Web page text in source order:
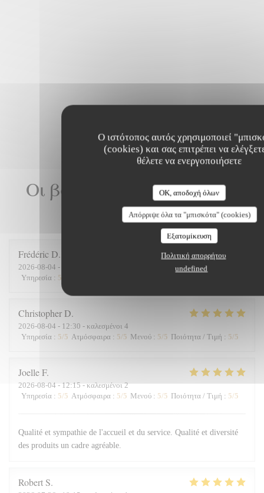
Ο ιστότοπος αυτός χρησιμοποιεί
(cookies) και σας επιτρέπει να
θέλετε να ενεργοποιήσετε
OK, αποδοχή όλων
Απόρριψε όλα τα "μπισκότα" (cookies)
Εξατομίκευση
Πολιτική απορρήτου
undefined
Οι βαθμολογίες πελατών
μας
Frédéric D
2026-08-04 - 12:45 - καλεσμένοι 6
Υπηρεσία : 5
ChristopherD
2026-08-04 - 12:30 - καλεσμένοι 4
Υπηρεσία : 5/5 Ατμόσφαιρα : 5/5 Μενού : 5/5 Ποιότητα / Τιμή : 5/5
JoelleF
2026-08-04 - 12:15 - καλεσμένοι 2
Υπηρεσία : 5/5 Ατμόσφαιρα : 5/5 Μενού : 5/5 Ποιότητα / Τιμή : 5/5
Qualité et sympathie de l'accueil et du service. Qualité et diversité
des produits un cadre agréable.
Robert S